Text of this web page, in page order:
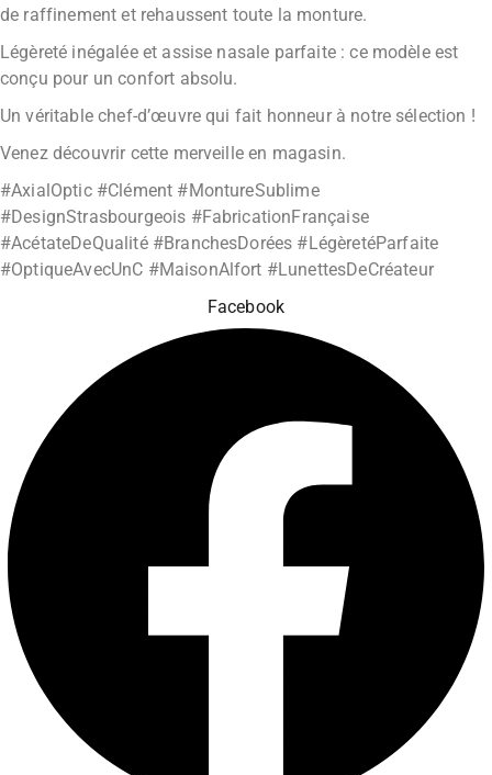
de raffinement et rehaussent toute la monture.
Légèreté inégalée et assise nasale parfaite : ce modèle est
conçu pour un confort absolu.
Un véritable chef-d’œuvre qui fait honneur à notre sélection !
Venez découvrir cette merveille en magasin.
#AxialOptic #Clément #MontureSublime
#DesignStrasbourgeois #FabricationFrançaise
#AcétateDeQualité #BranchesDorées #LégèretéParfaite
#OptiqueAvecUnC #MaisonAlfort #LunettesDeCréateur
Facebook